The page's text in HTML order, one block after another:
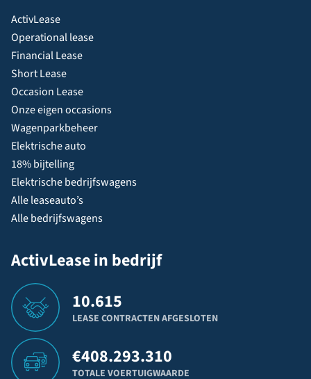
ActivLease
Operational lease
Financial Lease
Short Lease
Occasion Lease
Onze eigen occasions
Wagenparkbeheer
Elektrische auto
18% bijtelling
Elektrische bedrijfswagens
Alle leaseauto’s
Alle bedrijfswagens
ActivLease in bedrijf
10.615
LEASE CONTRACTEN AFGESLOTEN
€408.293.310
TOTALE VOERTUIGWAARDE